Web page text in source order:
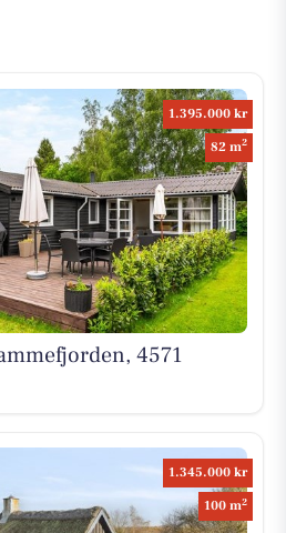
1.395.000 kr
82 m2
4571
1.345.000 kr
100 m2